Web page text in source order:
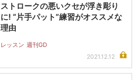
ストロークの悪いクセが浮き彫り
に! “片手パット”練習がオススメな
理由
レッスン 週刊GD
2021.12.12